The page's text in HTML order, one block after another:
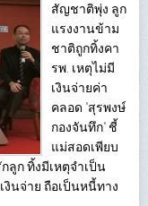
สัญชาติพุ่ง ลูก
แรงงานข้าม
ชาติถูกทิ้งคา
รพ. เหตุไม่มี
เงินจ่ายค่า
คลอด "สุรพงษ์
กองจันทึก" ชี้
แม่สอดเพียบ
ลูก ทิ้งมีเหตุจำเป็น
งินจ่าย ถือเป็นหนี้ทาง